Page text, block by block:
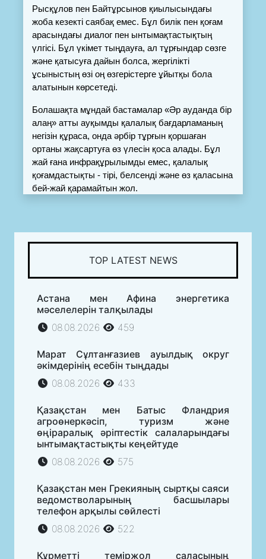
Рысқұлов пен Байтұрсынов қиылысындағы
жоба кезекті саябақ емес. Бұл билік пен қоғам
арасындағы диалог пен ынтымақтастықтың
үлгісі. Бұл үкімет тыңдауға, ал тұрғындар сөзге
және қатысуға дайын болса, жергілікті
ұсыныстың өзі оң өзгерістерге ұйытқы бола
алатынын көрсетеді.
Болашақта мұндай бастамалар «Әр ауданда бір
алаң» атты ауқымды қалалық бағдарламаның
негізін құраса, онда әрбір тұрғын қоршаған
ортаны жақсартуға өз үлесін қоса алады. Бұл
жай ғана инфрақұрылымды емес, қалалық
қоғамдастықты - тірі, белсенді және өз қаласына
бей-жай қарамайтын жол.
TOP LATEST NEWS
Астана мен Афина энергетика
мәселелерін талқылады
08.08.2026
459
Марат Сұлтанғазиев ауылдық округ
әкімдерінің есебін тыңдады
08.08.2026
433
Қазақстан мен Батыс Фландрия
агроөнеркәсіп, туризм және
өңіраралық әріптестік салаларындағы
ынтымақтастықты кеңейтуде
08.08.2026
575
Қазақстан мен Грекияның сыртқы саяси
ведомстволарының басшылары
телефон арқылы сөйлесті
08.08.2026
522
Құрметті теміржол саласының